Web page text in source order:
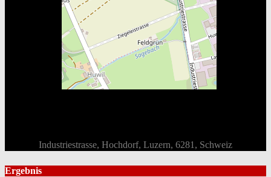
Industriestrasse, Hochdorf, Luzern, 6281, Schweiz
Ergebnis